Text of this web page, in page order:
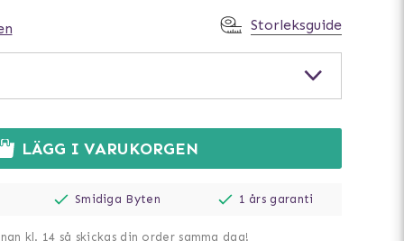
Storleksguide
LÄGG I VARUKORGEN
Smidiga Byten 1 års garanti
kl. 14 så skickas din order samma dag!